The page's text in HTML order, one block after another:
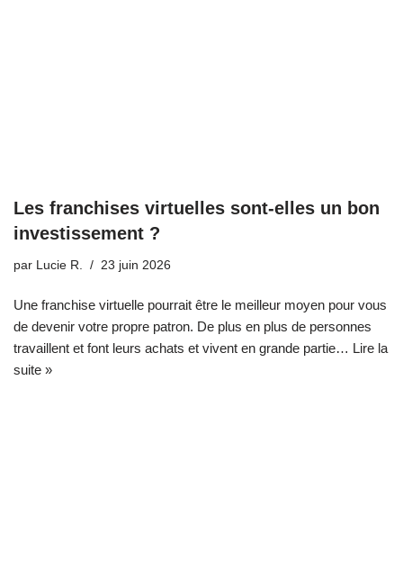
Les franchises virtuelles sont-elles un bon
investissement ?
par Lucie R. 23 juin 2026
Une franchise virtuelle pourrait être le meilleur moyen pour vous
de devenir votre propre patron. De plus en plus de personnes
travaillent et font leurs achats et vivent en grande partie… Lire la
suite »